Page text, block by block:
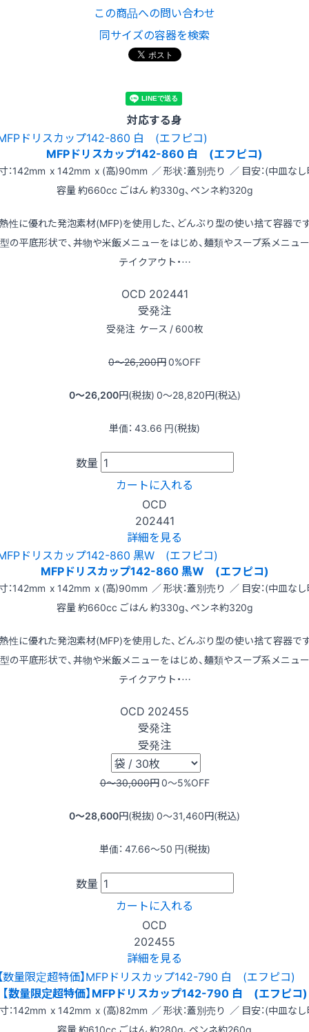
この商品への問い合わせ
同サイズの容器を検索
対応する身
MFPドリスカップ142-860 白 (エフピコ)
：142mm x 142mm x (高)90mm ／ 形状：蓋別売り ／ 目安：(中皿な
容量 約660cc ごはん 約330g、ペンネ約320g
性に優れた発泡素材(MFP)を使用した、どんぶり型の使い捨て容器で
の平底形状で、丼物や米飯メニューをはじめ、麺類やスープ系メニュ
テイクアウト・…
OCD 202441
受発注
受発注 ケース / 600枚
0〜26,200円0%OFF
0〜26,200円(税抜) 0〜28,820円(税込)
単価： 43.66 円(税抜)
数量
カートに入れる
OCD
202441
詳細を見る
MFPドリスカップ142-860 黒W (エフピコ)
：142mm x 142mm x (高)90mm ／ 形状：蓋別売り ／ 目安：(中皿な
容量 約660cc ごはん 約330g、ペンネ約320g
性に優れた発泡素材(MFP)を使用した、どんぶり型の使い捨て容器で
の平底形状で、丼物や米飯メニューをはじめ、麺類やスープ系メニュ
テイクアウト・…
OCD 202455
受発注
受発注
0〜30,000円0〜5%OFF
0〜28,600円(税抜) 0〜31,460円(税込)
単価： 47.66〜50 円(税抜)
数量
カートに入れる
OCD
202455
詳細を見る
【数量限定超特価】MFPドリスカップ142-790 白 (エフピコ)
：142mm x 142mm x (高)82mm ／ 形状：蓋別売り ／ 目安：(中皿な
容量 約610cc ごはん 約280g、ペンネ約260g